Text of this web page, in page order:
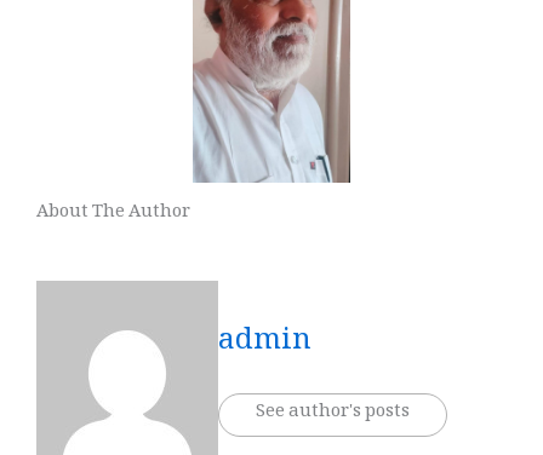
About The Author
admin
See author's posts